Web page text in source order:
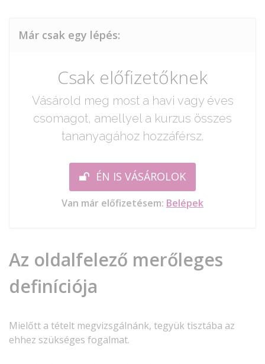
Már csak egy lépés:
Csak előfizetőknek
Vásárold meg most a havi vagy éves
csomagot, amellyel a kurzus összes
tananyagához hozzáférsz.
ÉN IS VÁSÁROLOK
Van már előfizetésem: Belépek
Az oldalfelező merőleges
definíciója
Mielőtt a tételt megvizsgálnánk, tegyük tisztába az
ehhez szükséges fogalmat.